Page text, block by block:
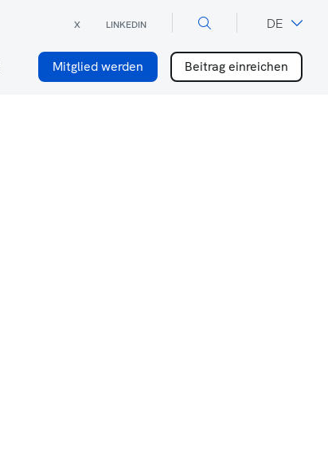
X LINKEDIN
DE
Mitglied werden Beitrag einreichen
×